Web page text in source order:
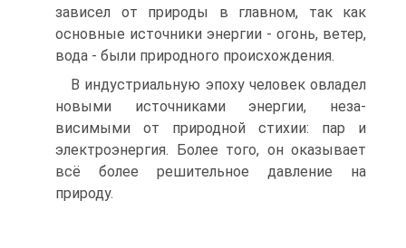
зависел от природы в главном, так как
основные источники энергии - огонь, ветер,
вода - были природного происхождения.
В индустриальную эпоху человек овладел
новыми источниками энергии, неза­
висимыми от природной стихии: пар и
электроэнергия. Более того, он оказывает
всё более решительное давление на
природу.